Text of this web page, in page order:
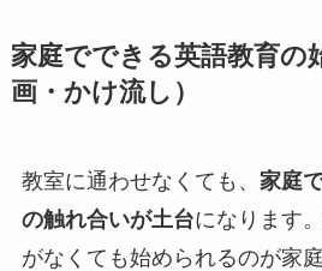
家庭でできる英語教育の
画・かけ流し）
教室に通わせなくても、 家庭
の触れ合いが土台になります
がなくても始められるのが家